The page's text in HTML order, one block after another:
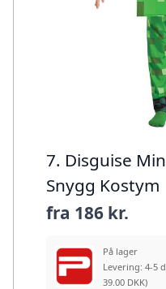
7. Disguise
Snygg Kostym
fra 186 kr.
På lager
Levering: 4-5
39.00 DKK)